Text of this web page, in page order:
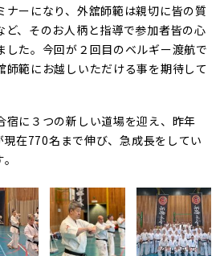
ナーになり、外舘師範は親切に皆の質
ど、そのお人柄と指導で参加者皆の心
した。今回が２回目のベルギー渡航で
師範にお越しいただける事を期待して
宿に３つの新しい道場を迎え、昨年
在770名まで伸び、急成長をしてい